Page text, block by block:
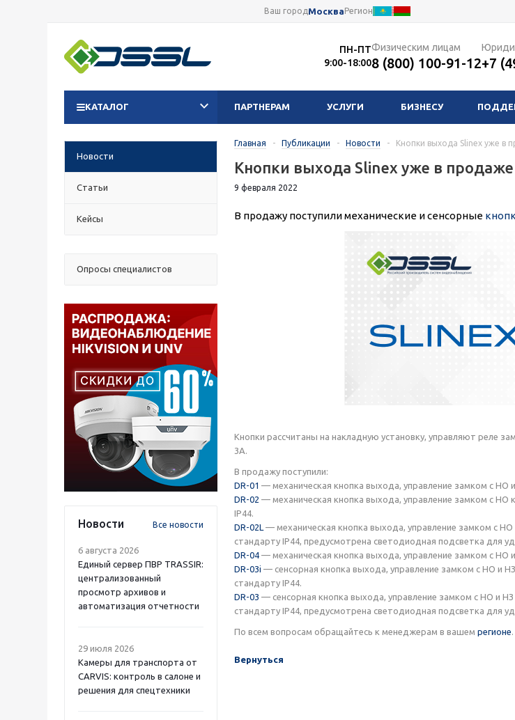
Ваш городМоскваРегион
ПН-ПТ
9:00-18:00
Физическим лицам
8 (800) 100-91-12+7
КАТАЛОГ ПАРТНЕРАМ УСЛУГИ БИЗНЕСУ
Новости
Статьи
Кейсы
Опросы специалистов
Новости Все новости
6 августа 2026
Единый сервер ПВР TRASSIR:
централизованный
просмотр архивов и
автоматизация отчетности
29 июля 2026
Камеры для транспорта от
CARVIS: контроль в салоне и
решения для спецтехники
Главная - Публикации - Новости - Кнопки выхода Slinex уже в
Кнопки выхода Slinex уже в продаже
9 февраля 2022
В продажу поступили механические и сенсорные
Кнопки рассчитаны на накладную установку, управляют реле
3А.
В продажу поступили:
DR-01 — механическая кнопка выхода, управление замком с НО
DR-02 — механическая кнопка выхода, управление замком с НО
IP44.
DR-02L — механическая кнопка выхода, управление замком с
стандарту IP44, предусмотрена светодиодная подсветка для
DR-04 — механическая кнопка выхода, управление замком с НО
DR-03i — сенсорная кнопка выхода, управление замком с НО и
стандарту IP44.
DR-03 — сенсорная кнопка выхода, управление замком с НО и
стандарту IP44, предусмотрена светодиодная подсветка для
По всем вопросам обращайтесь к менеджерам в вашем регионе
Вернуться